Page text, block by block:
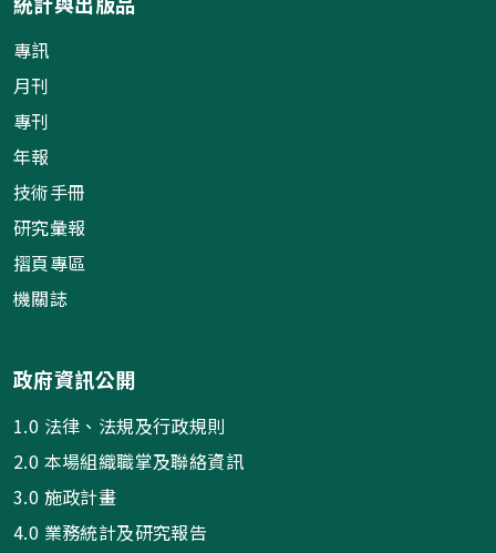
專訊
月刊
專刊
年報
技術手冊
研究彙報
摺頁專區
機關誌
政府資訊公開
1.0 法律、法規及行政規則
2.0 本場組織職掌及聯絡資訊
3.0 施政計畫
4.0 業務統計及研究報告